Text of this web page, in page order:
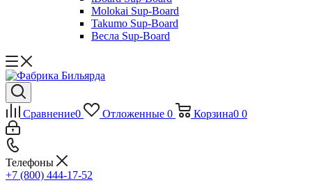
Molokai Sup-Board
Takumo Sup-Board
Весла Sup-Board
Сравнение0 Отложенные 0 Корзина0 0
Телефоны
+7 (800) 444-17-52